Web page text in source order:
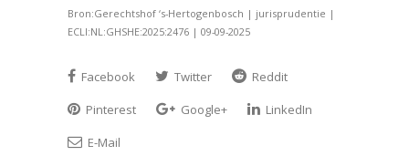
Bron:Gerechtshof ‘s-Hertogenbosch | jurisprudentie |
ECLI:NL:GHSHE:2025:2476 | 09-09-2025
Facebook Twitter
Reddit
Pinterest
Google+
LinkedIn
E-Mail